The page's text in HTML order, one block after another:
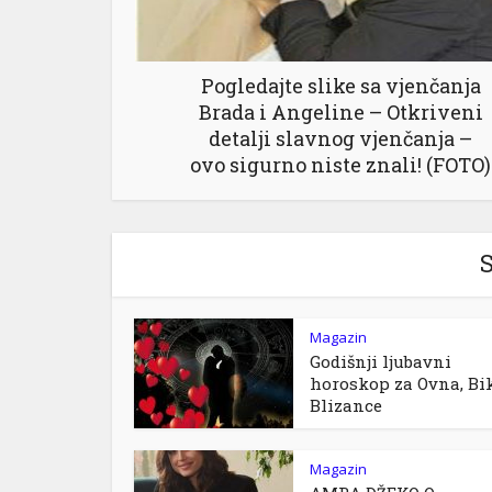
Pogledajte slike sa vjenčanja
Brada i Angeline – Otkriveni
detalji slavnog vjenčanja –
ovo sigurno niste znali! (FOTO)
Magazin
Godišnji ljubavni
horoskop za Ovna,
Blizance
Magazin